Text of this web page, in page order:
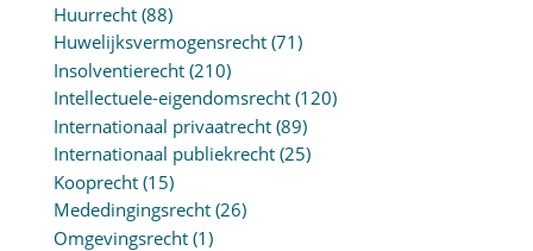
Huurrecht(88)
Huwelijksvermogensrecht(71)
Insolventierecht(210)
Intellectuele-eigendomsrecht(120)
Internationaal privaatrecht(89)
Internationaal publiekrecht(25)
Kooprecht(15)
Mededingingsrecht(26)
Omgevingsrecht(1)